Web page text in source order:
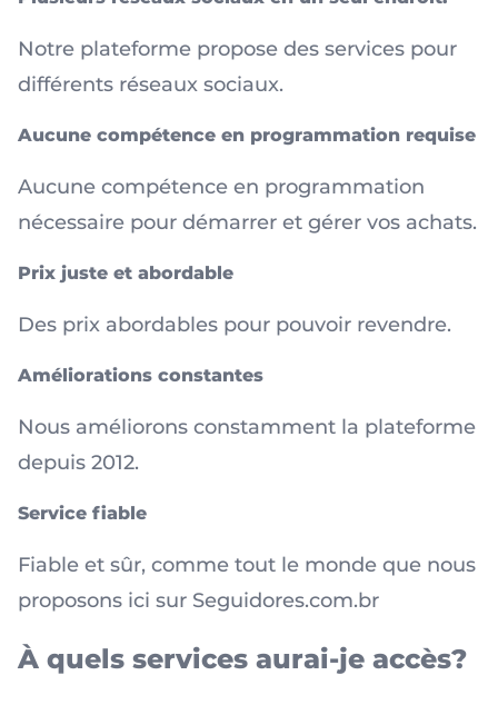
Notre plateforme propose des services pour
différents réseaux sociaux.
Aucune compétence en programmation requise
Aucune compétence en programmation
nécessaire pour démarrer et gérer vos achats.
Prix ​​juste et abordable
Des prix abordables pour pouvoir revendre.
Améliorations constantes
Nous améliorons constamment la plateforme
depuis 2012.
Service fiable
Fiable et sûr, comme tout le monde que nous
proposons ici sur Seguidores.com.br
À quels services aurai-je accès?